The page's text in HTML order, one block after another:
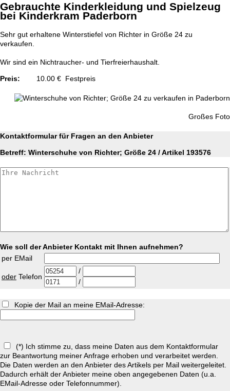
Gebrauchte Kinderkleidung und Spielzeug
bei Kinderkram Paderborn
Sehr gut erhaltene Winterstiefel von Richter in Größe 24 zu
verkaufen.
Wir sind ein Nichtraucher- und Tierfreierhaushalt.
Preis:
10.00 € Festpreis
Großes Foto
Kontaktformular für Fragen an den Anbieter
Betreff: Winterschuhe von Richter; Größe 24 / Artikel 193576
Wie soll der Anbieter Kontakt mit Ihnen aufnehmen?
per EMail
oder Telefon
/
/
Kopie der Mail an meine EMail-Adresse:
(*) Ich stimme zu, dass meine Daten aus dem Kontaktformular
zur Beantwortung meiner Anfrage erhoben und verarbeitet werden.
Die Daten werden an den Anbieter des Artikels per Mail weitergeleitet.
Dadurch erhält der Anbieter meine oben angegebenen Daten (u.a.
EMail-Adresse oder Telefonnummer).